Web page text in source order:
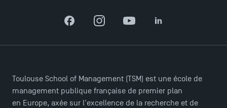
FacebookInstagramYouTubeLinkedIn
Toulouse School of Management (TSM) est une école de
management publique française de premier plan
en Europe, axée sur l'excellence de la recherche et de